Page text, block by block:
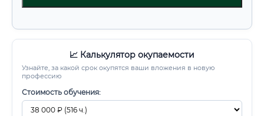
📈 Калькулятор окупаемости
Узнайте, за какой срок окупятся ваши вложения в новую
профессию
Стоимость обучения: